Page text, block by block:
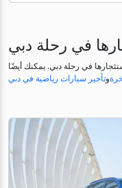
في رحلة دبي
في رحلة دبي. يمكنك أيضًا
وتأجير سيارات رياضية في دبي